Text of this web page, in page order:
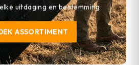
uitdaging en bestemming
ASSORTIMENT